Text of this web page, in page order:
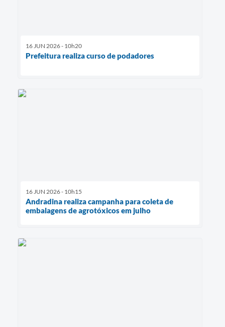
16 JUN 2026 - 10h20
Prefeitura realiza curso de podadores
16 JUN 2026 - 10h15
Andradina realiza campanha para coleta de
embalagens de agrotóxicos em julho